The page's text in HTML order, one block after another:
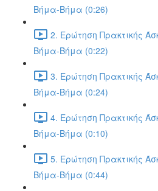
Βήμα-Βήμα (0:26)
2. Ερώτηση Πρακτικής
Βήμα-Βήμα (0:22)
3. Ερώτηση Πρακτικής
Βήμα-Βήμα (0:24)
4. Ερώτηση Πρακτικής
Βήμα-Βήμα (0:10)
5. Ερώτηση Πρακτικής
Βήμα-Βήμα (0:44)